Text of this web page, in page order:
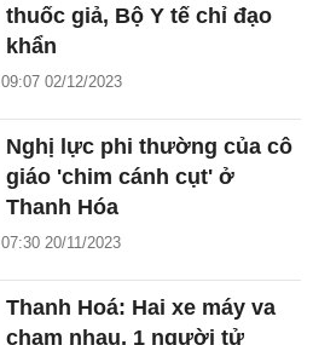
thuốc giả, Bộ Y tế chỉ đạo
khẩn
09:07 02/12/2023
Nghị lực phi thường của cô
giáo 'chim cánh cụt' ở
Thanh Hóa
07:30 20/11/2023
Thanh Hoá: Hai xe máy va
chạm nhau, 1 người tử